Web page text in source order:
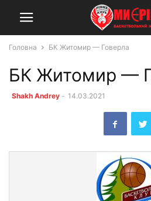
Головна БК Житомир — Говерла
БК Житомир —
Shakh Andrey - 14.03.2021